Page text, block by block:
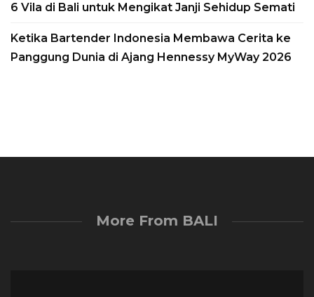
6 Vila di Bali untuk Mengikat Janji Sehidup Semati
Ketika Bartender Indonesia Membawa Cerita ke
Panggung Dunia di Ajang Hennessy MyWay 2026
More From BALI